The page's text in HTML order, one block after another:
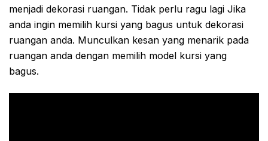
menjadi dekorasi ruangan. Tidak perlu ragu lagi Jika
anda ingin memilih kursi yang bagus untuk dekorasi
ruangan anda. Munculkan kesan yang menarik pada
ruangan anda dengan memilih model kursi yang
bagus.